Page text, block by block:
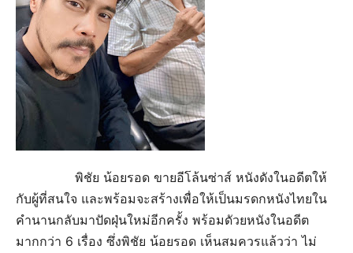
พิชัย น้อยรอด ขายอีโล้นซ่าส์ หนังดังในอดีตให้
กับผู้ที่สนใจ และพร้อมจะสร้างเพื่อให้เป็นมรดกหนังไทยใน
คำนานกลับมาปัดฝุ่นใหม่อีกครั้ง พร้อมดัวยหนังในอดีต
มากกว่า 6 เรื่อง ซึ่งพิชัย น้อยรอด เห็นสมควรแล้วว่า ไม่